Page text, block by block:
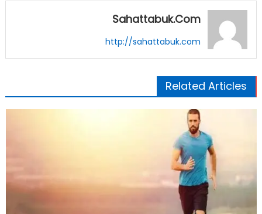
Sahattabuk.com
http://sahattabuk.com
Related Articles